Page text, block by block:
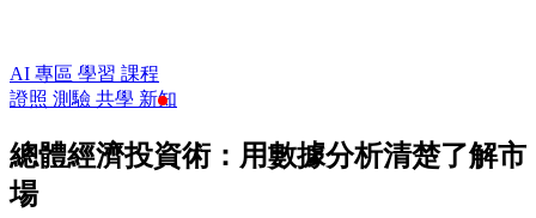
AI 專區 學習 課程
證照 測驗 共學 新知
總體經濟投資術：用數據分析清楚了解市
場